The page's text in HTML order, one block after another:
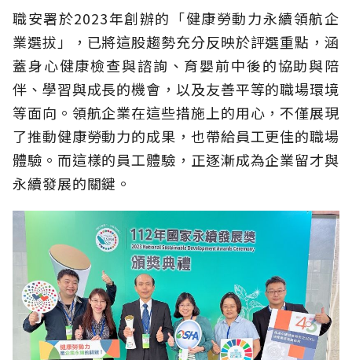
職安署於2023年創辦的「健康勞動力永續領航企
業選拔」，已將這股趨勢充分反映於評選重點，涵
蓋身心健康檢查與諮詢、育嬰前中後的協助與陪
伴、學習與成長的機會，以及友善平等的職場環境
等面向。領航企業在這些措施上的用心，不僅展現
了推動健康勞動力的成果，也帶給員工更佳的職場
體驗。而這樣的員工體驗，正逐漸成為企業留才與
永續發展的關鍵。